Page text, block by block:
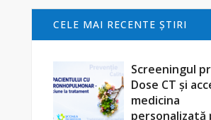
CELE MAI RECENTE ŞTIRI
Screeningul
Dose CT și
medicina
personalizată